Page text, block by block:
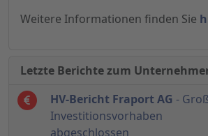
Weitere Informationen finden Sie
Letzte Berichte zum
HV-Bericht Fraport AG -
Investitionsvorhaben
abgeschlossen